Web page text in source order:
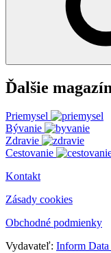
Ďalšie
Priemysel
Bývanie
Zdravie
Cestovanie
Kontakt
Zásady cookies
Obchodné podmienky
Vydavateľ: Inform Data